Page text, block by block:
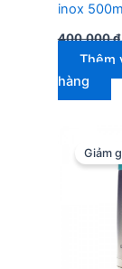
inox
400.000₫
Thêm
hàng
Giảm